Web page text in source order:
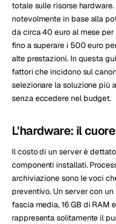
totale sulle risorse
notevolmente in base alla
da circa 40 euro al mese
fino a superare i 500 euro
alte prestazioni. In questa
fattori che incidono sul
selezionare la soluzione più
senza eccedere nel budget.
L'hardware: il
Il costo di un server è
componenti installati.
archiviazione sono le voci
preventivo. Un server con
fascia media, 16 GB di RAM
rappresenta solitamente il